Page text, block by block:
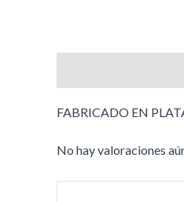
FABRICADO EN
No hay valoraciones